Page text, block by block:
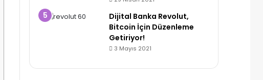
Dijital Banka Revolut,
Bitcoin İçin Düzenleme
Getiriyor!
3 Mayıs 2021